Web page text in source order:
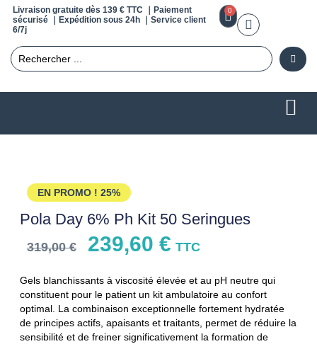
Livraison gratuite dès 139 € TTC ｜Paiement
sécurisé ｜Expédition sous 24h ｜Service client
6/7j
0
EN PROMO ! 25%
Pola Day 6% Ph Kit 50 Seringues
319,00€ 239,60 € TTC
Gels blanchissants à viscosité élevée et au pH neutre qui
constituent pour le patient un kit ambulatoire au confort
optimal. La combinaison exceptionnelle fortement hydratée
de principes actifs, apaisants et traitants, permet de réduire la
sensibilité et de freiner significativement la formation de